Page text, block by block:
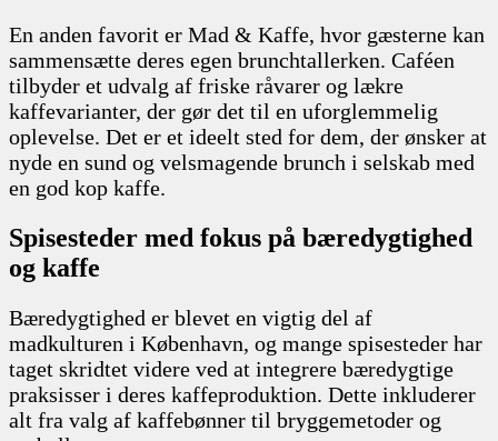
En anden favorit er Mad & Kaffe, hvor gæsterne kan
sammensætte deres egen brunchtallerken. Caféen
tilbyder et udvalg af friske råvarer og lækre
kaffevarianter, der gør det til en uforglemmelig
oplevelse. Det er et ideelt sted for dem, der ønsker at
nyde en sund og velsmagende brunch i selskab med
en god kop kaffe.
Spisesteder med fokus på bæredygtighed
og kaffe
Bæredygtighed er blevet en vigtig del af
madkulturen i København, og mange spisesteder har
taget skridtet videre ved at integrere bæredygtige
praksisser i deres kaffeproduktion. Dette inkluderer
alt fra valg af kaffebønner til bryggemetoder og